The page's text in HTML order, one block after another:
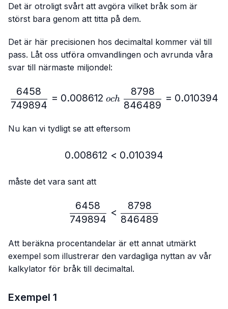
Det är otroligt svårt att avgöra vilket bråk som är
störst bara genom att titta på dem.
Det är här precisionen hos decimaltal kommer väl till
pass. Låt oss utföra omvandlingen och avrunda våra
svar till närmaste miljondel:
749894
6458
= 0.008612 och 846489
8798
= 0.010394
Nu kan vi tydligt se att eftersom
0.008612 < 0.010394
0.008612 < 0.010394
måste det vara sant att
\frac{6458}{749894} <
749894
6458
<
846489
8798
Att beräkna procentandelar är ett annat utmärkt
exempel som illustrerar den vardagliga nyttan av vår
kalkylator för bråk till decimaltal.
Exempel 1